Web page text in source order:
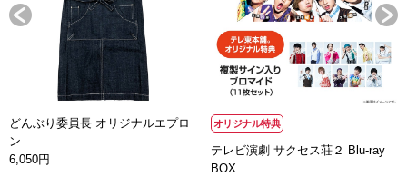
どんぶり委員長 オリジナルエプロ
ン
6,050円
オリジナル特典
テレビ演劇 サクセス荘２ Blu-ray
BOX